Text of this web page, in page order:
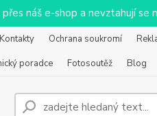
náš e-shop a nevztahují
Kontakty Ochrana soukromí
poradce Fotosoutěž Blog